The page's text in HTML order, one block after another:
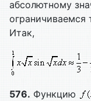
абсолютному
Итак,
576. Функцию